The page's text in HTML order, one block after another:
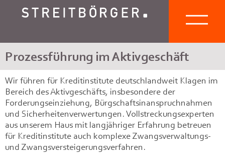
Prozessführung im Aktivgeschäft
Wir führen für Kreditinstitute deutschlandweit Klagen im
Bereich des Aktivgeschäfts, insbesondere der
Forderungseinziehung, Bürgschaftsinanspruchnahmen
und Sicherheitenverwertungen. Vollstreckungsexperten
aus unserem Haus mit langjähriger Erfahrung betreuen
für Kreditinstitute auch komplexe Zwangsverwaltungs-
und Zwangsversteigerungsverfahren.